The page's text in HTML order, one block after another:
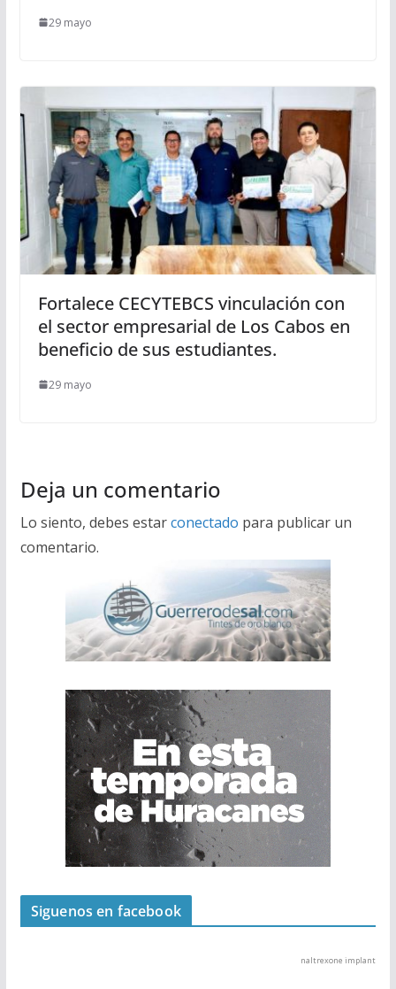
29 mayo
Fortalece CECYTEBCS vinculación con
el sector empresarial de Los Cabos en
beneficio de sus estudiantes.
29 mayo
Deja un comentario
Lo siento, debes estarconectado para publicar un
comentario.
Siguenos en facebook
naltrexone implant